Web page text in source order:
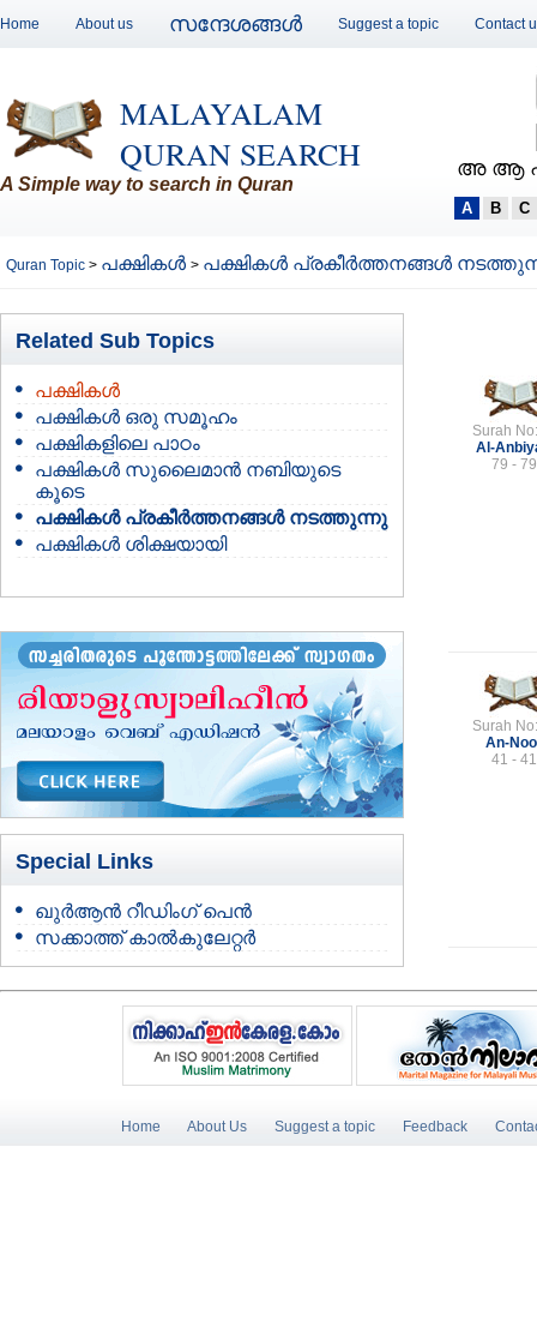
Home About us സന്ദേശങ്ങള്‍ Suggest a topic Contact
MALAYALAM
QURAN SEARCH
A Simple way to search in Quran
അ ആ
A B C
Quran Topic > പക്ഷികള്‍ > പക്ഷികള്‍ പ്രകീര്‍ത്തനങ്ങള്‍
Related Sub Topics
പക്ഷികള്‍
പക്ഷികള്‍ ഒരു സമൂഹം
പക്ഷികളിലെ പാഠം
പക്ഷികള്‍ സുലൈമാന്‍ നബിയുടെ
കൂടെ
പക്ഷികള്‍ പ്രകീര്‍ത്തനങ്ങള്‍ നടത്തുന്നു
പക്ഷികള്‍ ശിക്ഷയായി
Special Links
ഖുർആൻ റീഡിംഗ് പെൻ
സക്കാത്ത് കാൽകുലേറ്റർ
Surah
Al-
79 - 79
Surah
An-
41 - 41
Home About Us Suggest a topic Feedback